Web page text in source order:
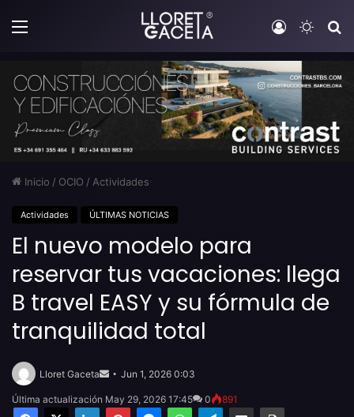
Menú Iniciar
Inicio / OCIO / Actividades
Actividades ÚLTIMAS NOTICIAS
El nuevo modelo para
reservar tus vacaciones: llega
B travel EASY y su fórmula de
tranquilidad total
Lloret Gaceta
email
Jun 1, 2026 0:03
Última actualización May 29, 2026 17:45 0 891
Facebook
X LinkedInPinterestMessengerWhatsAppTelegramCompartir por email Imprimir